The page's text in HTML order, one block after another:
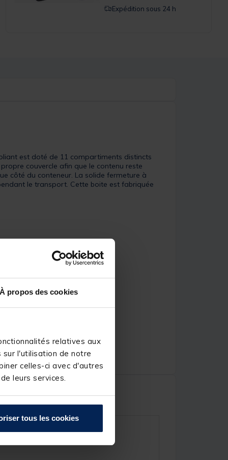
À propos des cookies
relatives aux
l'utilisation de notre
celles-ci avec d'autres
leurs services.
tous les cookies
Expédition sous 24 h
est doté de 11 compartiments distincts
couvercle afin que le contenu reste
côté du conteneur. La solide fermeture à
le transport. Cette boite est fabriquée